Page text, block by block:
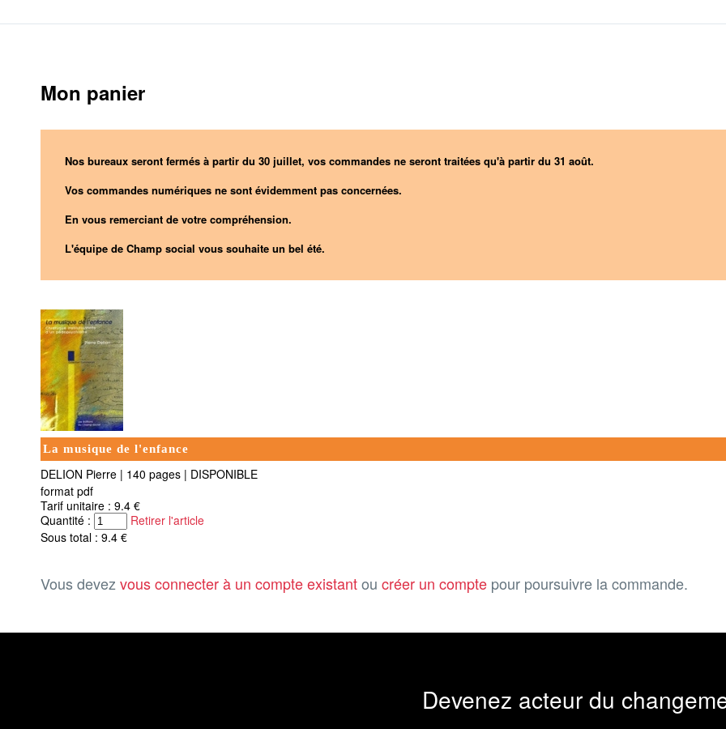
Mon panier
Nos bureaux seront fermés à partir du 30 juillet, vos commandes ne seront traitées qu'à partir du 31 août.
Vos commandes numériques ne sont évidemment pas concernées.
En vous remerciant de votre compréhension.
L'équipe de Champ social vous souhaite un bel été.
La musique de l'enfance
DELION Pierre | 140 pages | DISPONIBLE
format pdf
Tarif unitaire : 9.4 €
Quantité :
Retirer l'article
Sous total : 9.4 €
Vous devezvous connecter à un compte existantou créer un compte pour poursuivre la commande.
Devenez acteur du